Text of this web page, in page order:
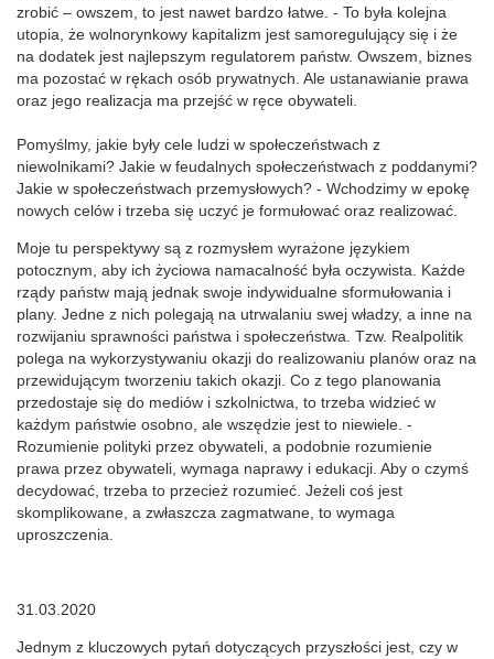
zrobić – owszem, to jest nawet bardzo łatwe. - To była kolejna
utopia, że wolnorynkowy kapitalizm jest samoregulujący się i że
na dodatek jest najlepszym regulatorem państw. Owszem, biznes
ma pozostać w rękach osób prywatnych. Ale ustanawianie prawa
oraz jego realizacja ma przejść w ręce obywateli.
Pomyślmy, jakie były cele ludzi w społeczeństwach z
niewolnikami? Jakie w feudalnych społeczeństwach z poddanymi?
Jakie w społeczeństwach przemysłowych? - Wchodzimy w epokę
nowych celów i trzeba się uczyć je formułować oraz realizować.
Moje tu perspektywy są z rozmysłem wyrażone językiem
potocznym, aby ich życiowa namacalność była oczywista. Każde
rządy państw mają jednak swoje indywidualne sformułowania i
plany. Jedne z nich polegają na utrwalaniu swej władzy, a inne na
rozwijaniu sprawności państwa i społeczeństwa. Tzw. Realpolitik
polega na wykorzystywaniu okazji do realizowaniu planów oraz na
przewidującym tworzeniu takich okazji. Co z tego planowania
przedostaje się do mediów i szkolnictwa, to trzeba widzieć w
każdym państwie osobno, ale wszędzie jest to niewiele. -
Rozumienie polityki przez obywateli, a podobnie rozumienie
prawa przez obywateli, wymaga naprawy i edukacji. Aby o czymś
decydować, trzeba to przecież rozumieć. Jeżeli coś jest
skomplikowane, a zwłaszcza zagmatwane, to wymaga
uproszczenia.
31.03.2020
Jednym z kluczowych pytań dotyczących przyszłości jest, czy w